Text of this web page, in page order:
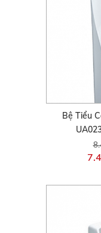
Bệ Tiểu